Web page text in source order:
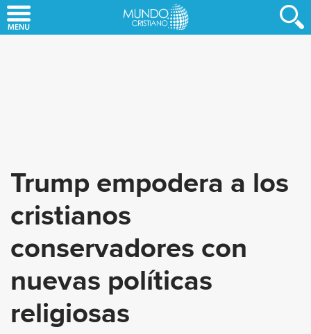
to
Trump empodera a los
cristianos
conservadores con
nuevas políticas
religiosas